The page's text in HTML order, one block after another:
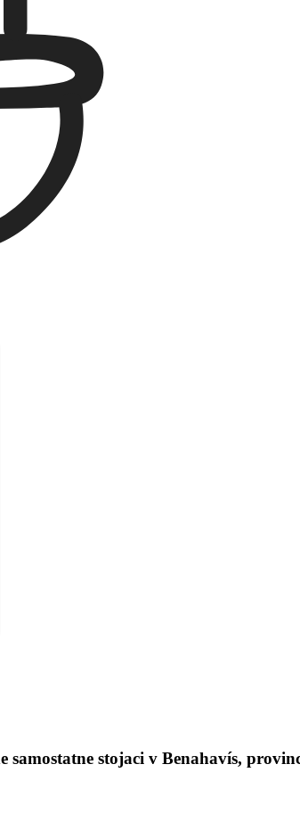
stojaci v Benahavís,